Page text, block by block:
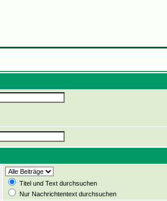
Titel und Text durchsuchen
Nur Nachrichtentext durchsuchen